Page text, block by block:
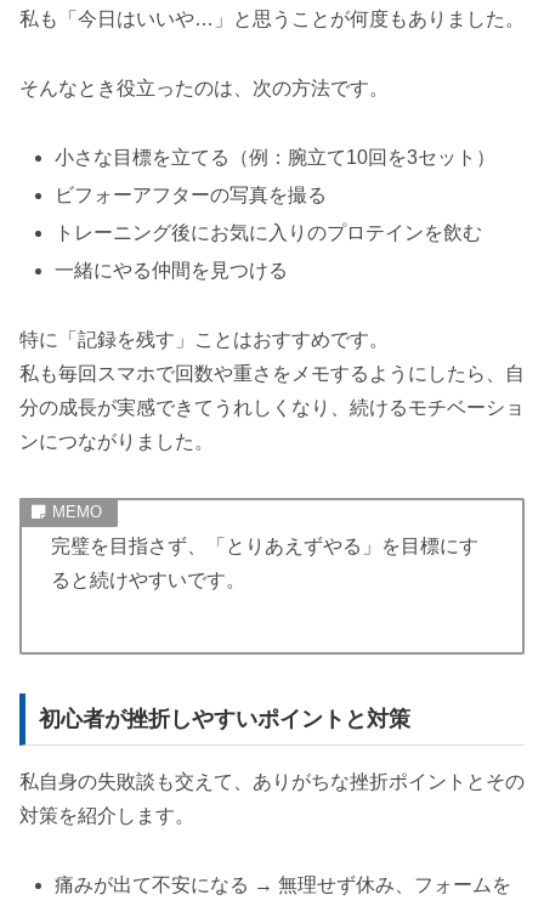
私も「今日はいいや…」と思うことが何度もありました。
そんなとき役立ったのは、次の方法です。
小さな目標を立てる（例：腕立て10回を3セット）
ビフォーアフターの写真を撮る
トレーニング後にお気に入りのプロテインを飲む
一緒にやる仲間を見つける
特に「記録を残す」ことはおすすめです。
私も毎回スマホで回数や重さをメモするようにしたら、自
分の成長が実感できてうれしくなり、続けるモチベーショ
ンにつながりました。
完璧を目指さず、「とりあえずやる」を目標にす
ると続けやすいです。
初心者が挫折しやすいポイントと対策
私自身の失敗談も交えて、ありがちな挫折ポイントとその
対策を紹介します。
痛みが出て不安になる → 無理せず休み、フォームを